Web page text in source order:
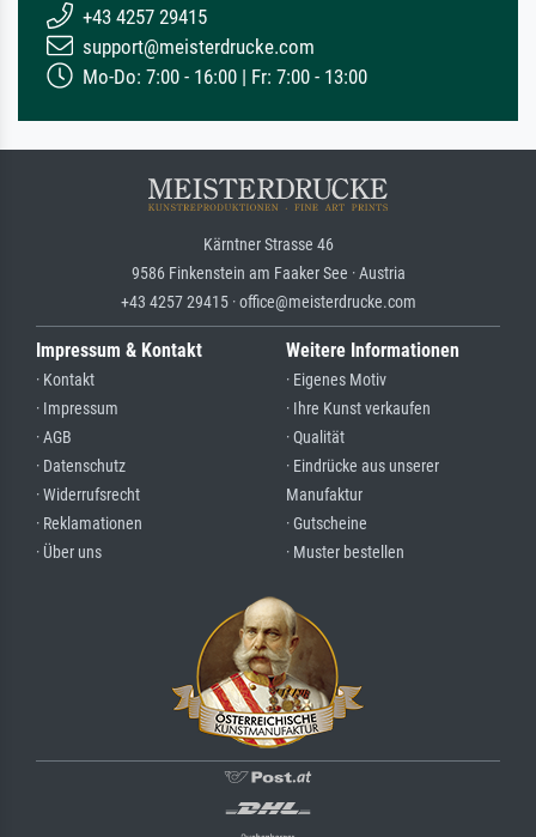
+43 4257 29415
support@meisterdrucke.com
Mo-Do: 7:00 - 16:00 | Fr: 7:00 - 13:00
Kärntner Strasse 46
9586 Finkenstein am Faaker See · Austria
+43 4257 29415 · office@meisterdrucke.com
Impressum & Kontakt
· Kontakt
· Impressum
· AGB
· Datenschutz
· Widerrufsrecht
· Reklamationen
· Über uns
Weitere Informationen
· Eigenes Motiv
· Ihre Kunst verkaufen
· Qualität
· Eindrücke aus unserer
Manufaktur
· Gutscheine
· Muster bestellen